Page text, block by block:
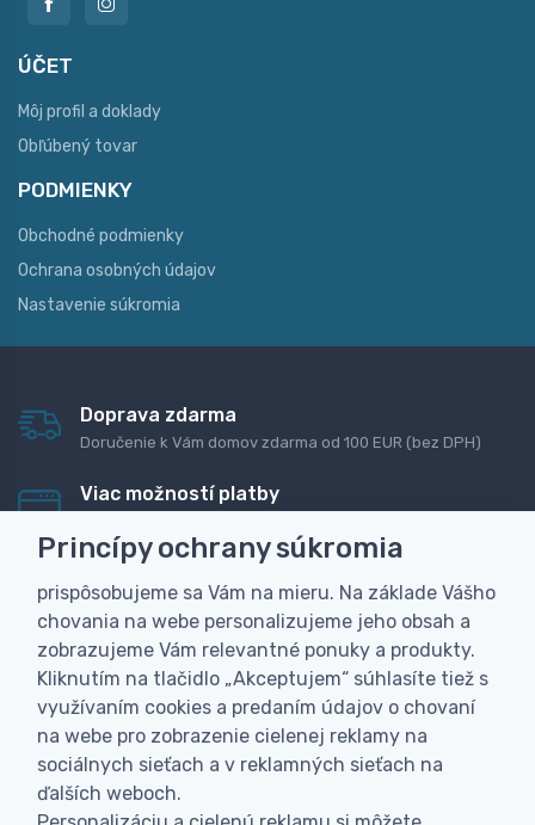
ÚČET
Môj profil a doklady
Obľúbený tovar
PODMIENKY
Obchodné podmienky
Ochrana osobných údajov
Nastavenie súkromia
Doprava zdarma
Doručenie k Vám domov zdarma od 100 EUR (bez DPH)
Viac možností platby
dobierku
Personalizácia
Vyrobíme Vám vlastný originálny darček
Skúsenosť
Široký sortiment, z ktorého Vám pomôžeme vybrať
Princípy ochrany súkromia
prispôsobujeme sa Vám na mieru. Na základe Vášho
chovania na webe personalizujeme jeho obsah a
zobrazujeme Vám relevantné ponuky a produkty.
Kliknutím na tlačidlo „Akceptujem“ súhlasíte tiež s
využívaním cookies a predaním údajov o chovaní
na webe pro zobrazenie cielenej reklamy na
sociálnych sieťach a v reklamných sieťach na
ďalších weboch.